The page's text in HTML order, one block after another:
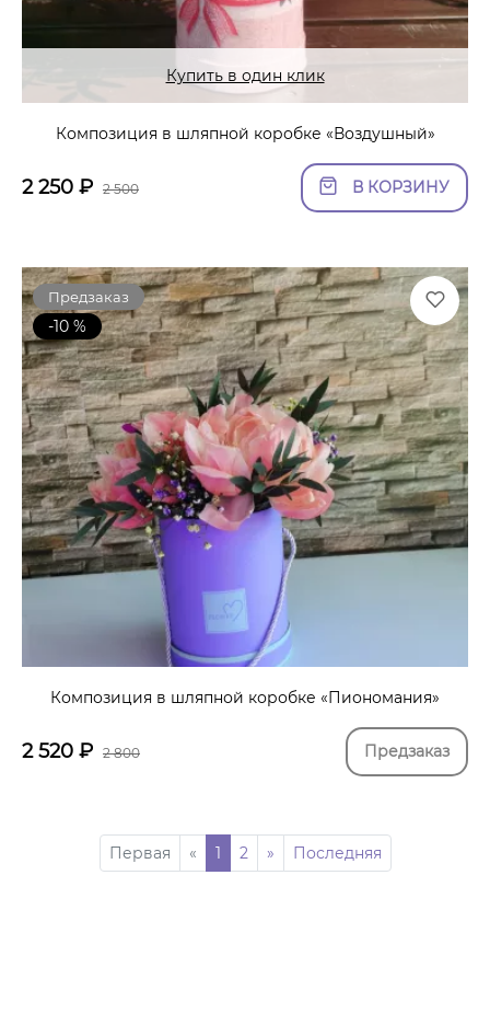
Купить в один клик
Композиция в шляпной коробке «Воздушный»
2 250 ₽ 2 500 В КОРЗИНУ
Предзаказ
-10 %
Композиция в шляпной коробке «Пиономания»
2 520 ₽ 2 800 Предзаказ
Первая « 1 2 » Последняя